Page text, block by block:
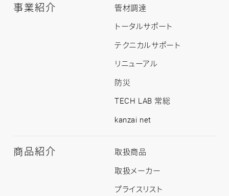
事業紹介 事
業
紹
介
ッ
管材調達
トータルサポート
テクニカルサポート
リニューアル
防災
TECH LAB 常総
kanzai net
商品紹介 商
紹
介
ッ
取扱商品
取扱メーカー
プライスリスト